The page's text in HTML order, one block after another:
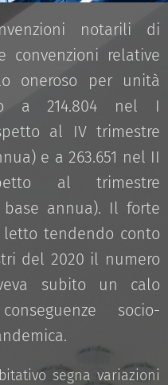
notarili di
convenzioni relative
oneroso per unità
a 214.804 nel I
al IV trimestre
e a 263.651 nel II
al trimestre
base annua). Il forte
tendendo conto
del 2020 il numero
subito un calo
socio-
segna variazioni